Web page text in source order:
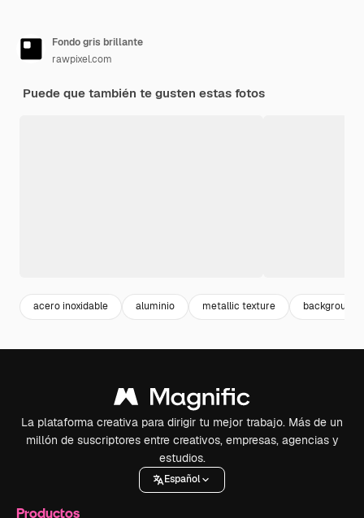
Fondo gris brillante
rawpixel.com
Puede que también te gusten estas fotos
acero inoxidable aluminio metallic texture background
La plataforma creativa para dirigir tu mejor trabajo. Más de un
millón de suscriptores entre creativos, empresas, agencias y
estudios.
Español
Productos